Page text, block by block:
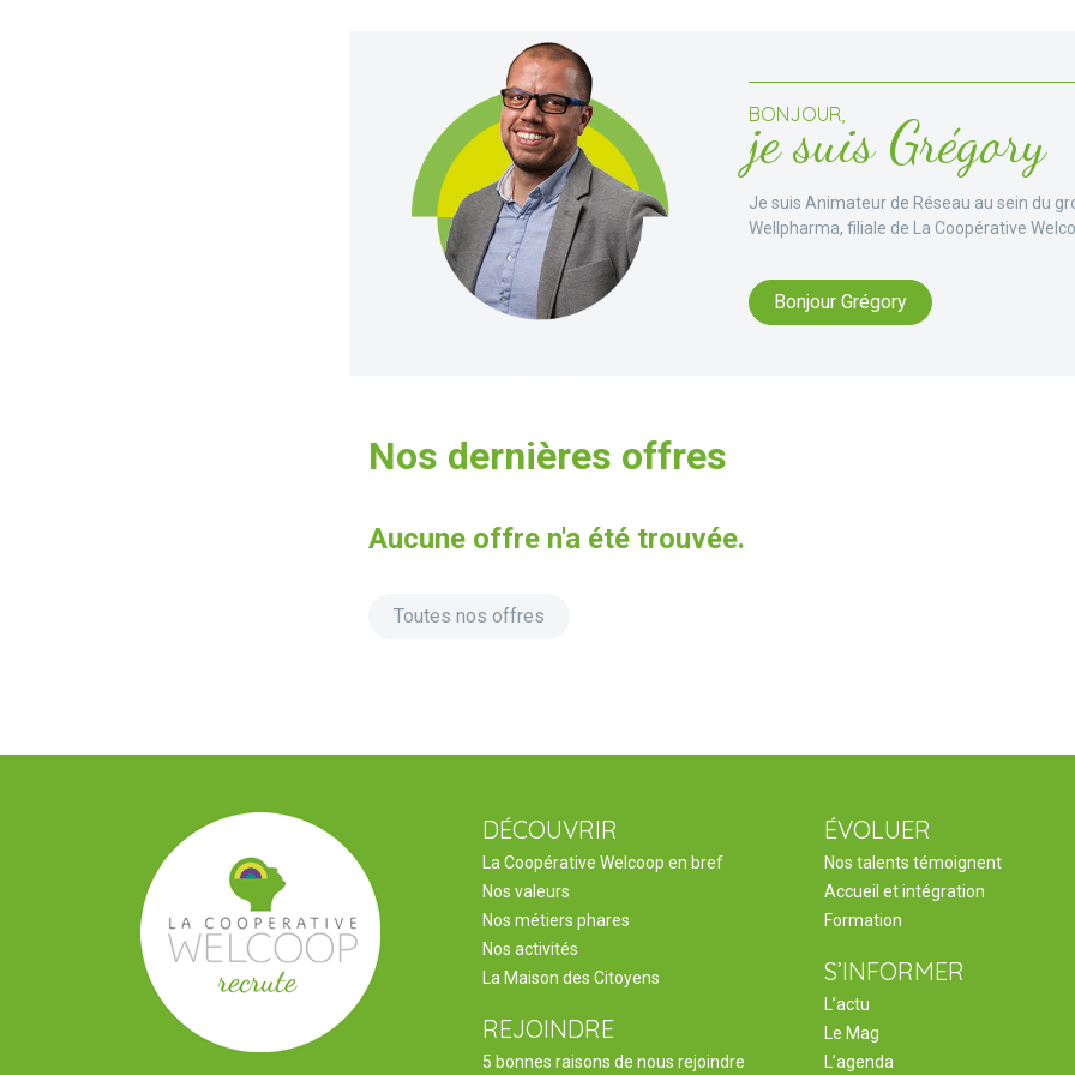
BONJOUR,
je suis Grégory
Je suis Animateur de Réseau au sein du
Wellpharma, filiale de La Coopérative
Bonjour Grégory
Nos dernières offres
Aucune offre n'a été trouvée.
Toutes nos offres
DÉCOUVRIR
La Coopérative Welcoop en bref
Nos valeurs
Nos métiers phares
Nos activités
La Maison des Citoyens
REJOINDRE
5 bonnes raisons de nous rejoindre
ÉVOLUER
Nos talents témoignent
Accueil et intégration
Formation
S’INFORMER
L’actu
Le Mag
L’agenda